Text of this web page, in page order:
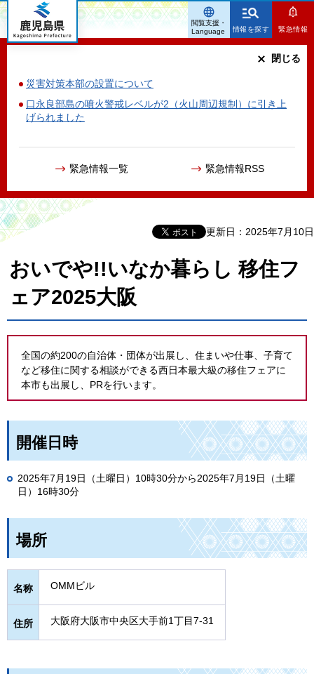
鹿児島県
情報を探す 緊急情報
災害対策本部の設置について
口永良部島の噴火警戒レベルが2（火山周辺規制）に引き上
げられました
緊急情報一覧 緊急情報RSS
閉じる
閲覧支援・
Language
更新日：2025年7月10日
おいでや!!いなか暮らし 移住フ
ェア2025大阪
全国の約200の自治体・団体が出展し、住まいや仕事、子育て
など移住に関する相談ができる西日本最大級の移住フェアに
本市も出展し、PRを行います。
開催日時
2025年7月19日（土曜日）10時30分から2025年7月19日（土曜
日）16時30分
場所
名称 OMMビル
住所 大阪府大阪市中央区大手前1丁目7-31